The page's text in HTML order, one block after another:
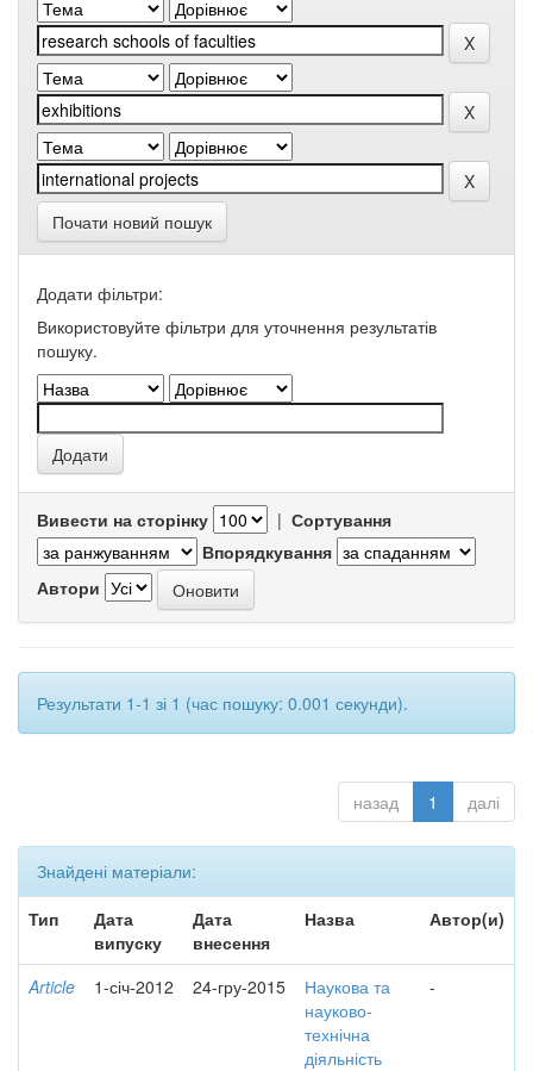
Почати новий пошук
Додати фільтри:
Використовуйте фільтри для уточнення результатів
пошуку.
Вивести на сторінку | Сортування
Впорядкування
Автори
Результати 1-1 зі 1 (час пошуку: 0.001 секунди).
назад 1 далі
Знайдені матеріали:
Тип
Дата
випуску
Дата
внесення
Назва Автор(и)
Article 1-січ-2012 24-гру-2015
Наукова та
науково-
технічна
діяльність
-